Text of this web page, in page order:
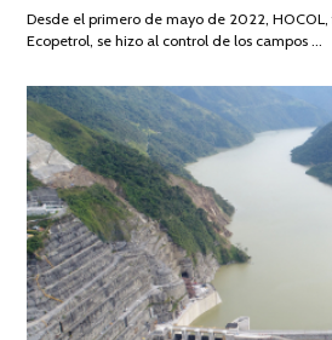
2026
Desde el primero de mayo de 2022,
Ecopetrol, se hizo al control de los campos …